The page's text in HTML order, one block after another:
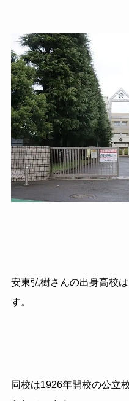
安東弘樹さんの出身高校
す。
同校は1926年開校の公立